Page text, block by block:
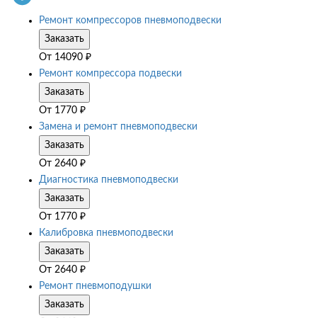
Ремонт компрессоров пневмоподвески
Заказать
От 14090 ₽
Ремонт компрессора подвески
Заказать
От 1770 ₽
Замена и ремонт пневмоподвески
Заказать
От 2640 ₽
Диагностика пневмоподвески
Заказать
От 1770 ₽
Калибровка пневмоподвески
Заказать
От 2640 ₽
Ремонт пневмоподушки
Заказать